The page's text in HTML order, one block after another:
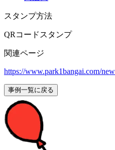
スタンプ方法
QRコードスタンプ
関連ページ
https://www.park1bangai.com/
事例一覧に戻る